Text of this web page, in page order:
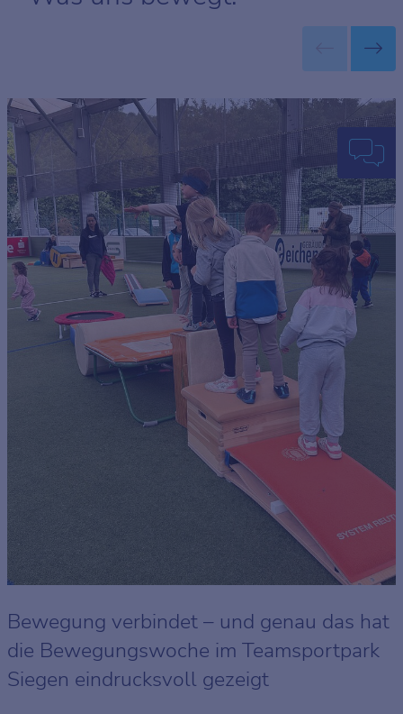
Bewegung verbindet – und genau das hat
die Bewegungswoche im Teamsportpark
Siegen eindrucksvoll gezeigt